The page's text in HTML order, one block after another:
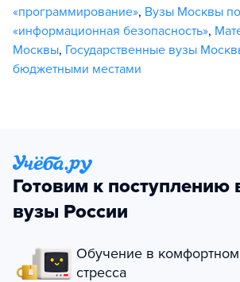
«программирование», Вузы Москвы
«информационная безопасность»,
Москвы, Государственные вузы
бюджетными местами
Готовим к поступлению
вузы России
Обучение в
стресса